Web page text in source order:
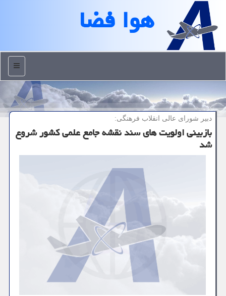
هوا فضا
منو
دبیر شورای عالی انقلاب فرهنگی:
بازبینی اولویت های سند نقشه جامع علمی كشور شروع
شد